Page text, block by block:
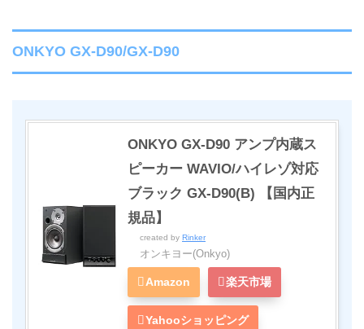
ONKYO GX-D90/GX-D90
ONKYO GX-D90 アンプ内蔵ス
ピーカー WAVIO/ハイレゾ対応
ブラック GX-D90(B) 【国内正
規品】
created by Rinker
オンキヨー(Onkyo)
Amazon 楽天市場
Yahooショッピング